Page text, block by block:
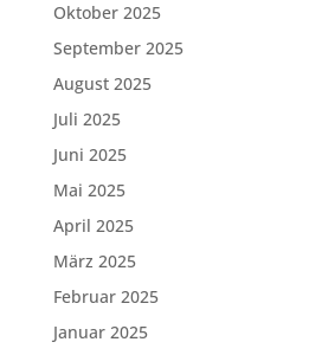
Oktober 2025
September 2025
August 2025
Juli 2025
Juni 2025
Mai 2025
April 2025
März 2025
Februar 2025
Januar 2025